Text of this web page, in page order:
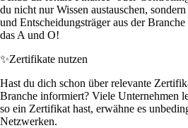
du nicht nur Wissen austauschen,
und Entscheidungsträger aus der
das A und O!
✨Zertifikate nutzen
Hast du dich schon über relevante
Branche informiert? Viele Unternehmen
so ein Zertifikat hast, erwähne es
Netzwerken.